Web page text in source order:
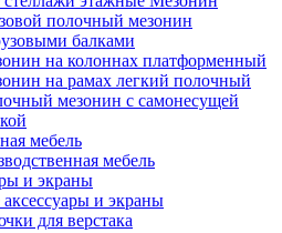
полочный мезонин
балками
на колоннах платформенный
на рамах легкий полочный
мезонин с самонесущей
мебель
мебель
и экраны
аксессуары и экраны
для верстака